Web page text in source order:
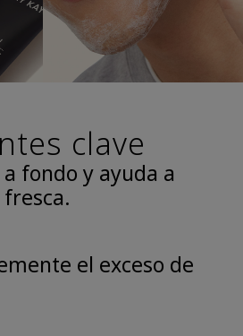
clave
fondo y ayuda a
el exceso de